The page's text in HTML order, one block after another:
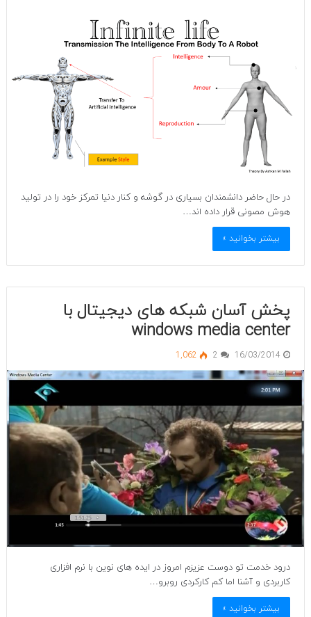
در حال حاضر دانشمندان بسیاری در گوشه و کنار دنیا تمرکز خود را در تولید
هوش مصونی قرار داده اند…
بیشتر بخوانید »
پخش آسان شبکه های دیجیتال با
windows media center
16/03/2014
2
1,062
درود خدمت تو دوست عزیزم امروز در ایده های نوین با نرم افزاری
کاربردی و آشنا اما کم کارکردی روبرو…
بیشتر بخوانید »